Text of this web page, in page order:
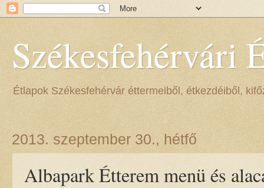
Székesfehérvári
Étlapok Székesfehérvár éttermeiből, étkezdéiből,
2013. szeptember 30., hétfő
Albapark Étterem menü és